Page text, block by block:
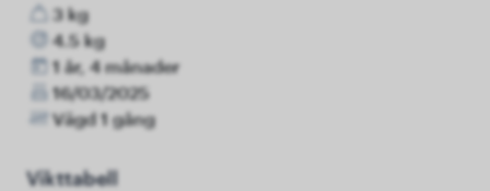
3 kg
4.5 kg
1 år, 4 månader
16/03/2025
Vägd 1 gång
Vikttabell